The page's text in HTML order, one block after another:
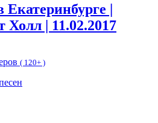
|
Холл | 11.02.2017
( 120+ )